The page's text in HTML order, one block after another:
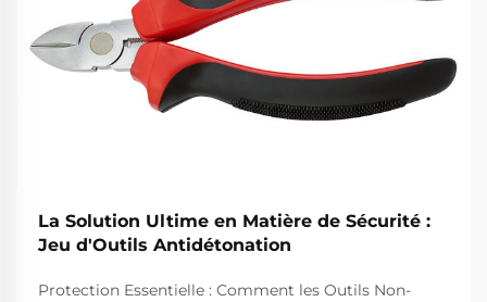
La Solution Ultime en Matière de Sécurité :
Jeu d'Outils Antidétonation
Protection Essentielle : Comment les Outils Non-